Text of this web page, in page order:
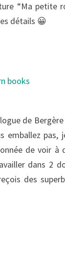
“Ma petite
détails 😀
de
emballez pas,
de voir à
dans 2
des